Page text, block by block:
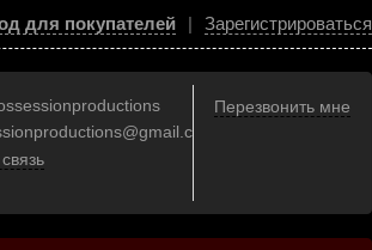
для покупателей | Зарегистрироваться
Перезвонить мне